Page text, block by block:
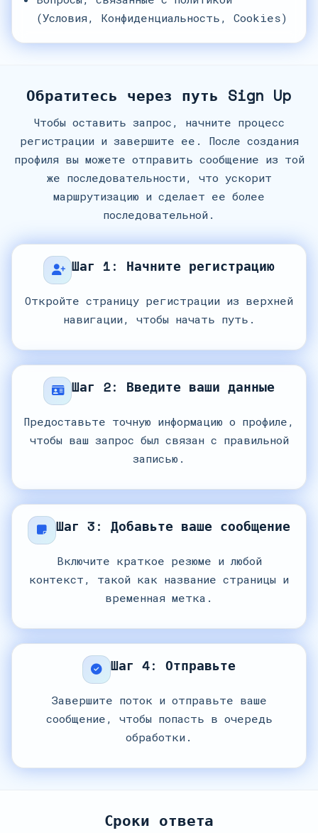
(Условия, Конфиденциальность, Cookies)
Обратитесь через путь Sign Up
Чтобы оставить запрос, начните процесс
регистрации и завершите ее. После создания
профиля вы можете отправить сообщение из той
же последовательности, что ускорит
маршрутизацию и сделает ее более
последовательной.
Шаг 1: Начните регистрацию
Откройте страницу регистрации из верхней
навигации, чтобы начать путь.
Шаг 2: Введите ваши данные
Предоставьте точную информацию о профиле,
чтобы ваш запрос был связан с правильной
записью.
Шаг 3: Добавьте ваше сообщение
Включите краткое резюме и любой
контекст, такой как название страницы и
временная метка.
Шаг 4: Отправьте
Завершите поток и отправьте ваше
сообщение, чтобы попасть в очередь
обработки.
Сроки ответа